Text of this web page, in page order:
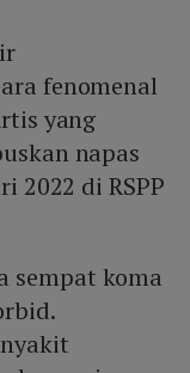
fenomenal
yang
napas
2022 di RSPP
sempat koma